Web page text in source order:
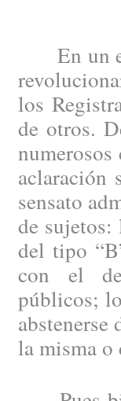
En un
los
de otros.
aclaración
sensato
de
del tipo
con el
públicos;
la misma o